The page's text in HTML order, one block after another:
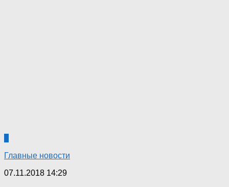
Главные новости
07.11.2018 14:29